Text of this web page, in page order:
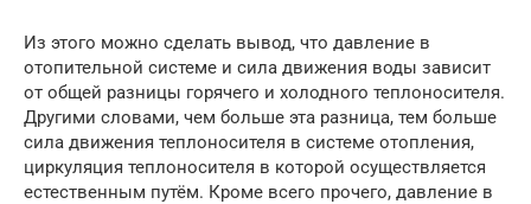
Из этого можно сделать вывод, что давление в
отопительной системе и сила движения воды зависит
от общей разницы горячего и холодного теплоносителя.
Другими словами, чем больше эта разница, тем больше
сила движения теплоносителя в системе отопления,
циркуляция теплоносителя в которой осуществляется
естественным путём. Кроме всего прочего, давление в